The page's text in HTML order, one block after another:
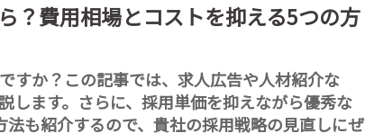
？費用相場とコストを抑える5つの方
すか？この記事では、求人広告や人材紹介な
します。さらに、採用単価を抑えながら優秀な
も紹介するので、貴社の採用戦略の見直しにぜ